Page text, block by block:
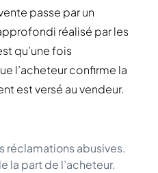
passe par un
réalisé par les
qu’une fois
l’acheteur confirme la
est versé au vendeur.
réclamations abusives.
la part de l’acheteur.